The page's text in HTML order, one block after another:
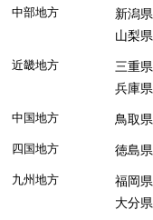
中部地方 新潟県
山梨県
近畿地方 三重県
兵庫県
中国地方 鳥取県
四国地方 徳島県
九州地方 福岡県
大分県